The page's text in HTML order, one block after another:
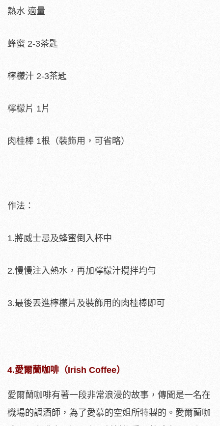
熱水 適量
蜂蜜 2-3茶匙
檸檬汁 2-3茶匙
檸檬片 1片
肉桂棒 1根（裝飾用，可省略）
作法：
1.將威士忌及蜂蜜倒入杯中
2.慢慢注入熱水，再加檸檬汁攪拌均勻
3.最後丟進檸檬片及裝飾用的肉桂棒即可
4.愛爾蘭咖啡（Irish Coffee）
愛爾蘭咖啡有著一段非常浪漫的故事，傳聞是一名在
機場的調酒師，為了愛慕的空姐所特製的。愛爾蘭咖